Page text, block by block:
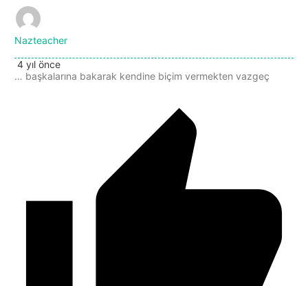
Nazteacher
4 yıl önce
… başkalarına bakarak kendine biçim vermekten vazgeç